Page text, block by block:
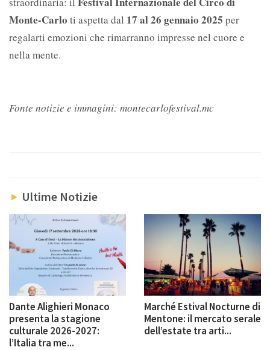
Monte-Carlo ti aspetta dal 17 al 26 gennaio 2025 per
regalarti emozioni che rimarranno impresse nel cuore e
nella mente.
Fonte notizie e immagini: montecarlofestival.mc
Ultime Notizie
Dante Alighieri Monaco
presenta la stagione
culturale 2026-2027:
l’Italia tra me...
Marché Estival Nocturne di
Mentone: il mercato serale
dell’estate tra arti...